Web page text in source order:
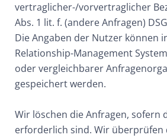
vertraglicher-/vorvertraglicher
Abs. 1 lit. f. (andere Anfragen)
Die Angaben der Nutzer können
Relationship-Management System
oder vergleichbarer
gespeichert werden.
Wir löschen die Anfragen, sofern
erforderlich sind. Wir überprüfen